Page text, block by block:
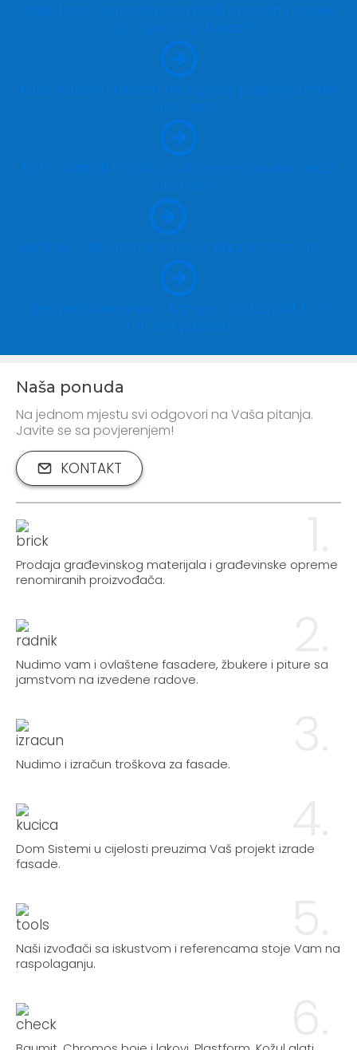
Kako brzo i jednostavno riješiti problem pojave
algi i gljivica na fasadi?
Kako obnoviti fasadu na kojoj se pojavljuju male
pukotine?
Kako sanirati fasadu na kojoj se pojavljuju veće
pukotine?
Završno - dekorativna žbuka Baumit StarTop
Lijepljenje keramike i kamena sa Baumit FLEX
UNI Gel ljepilom
Naša ponuda
Na jednom mjestu svi odgovori na Vaša pitanja.
Javite se sa povjerenjem!
KONTAKT
Prodaja građevinskog materijala i građevinske opreme
renomiranih proizvođača.
Nudimo vam i ovlaštene fasadere, žbukere i piture sa
jamstvom na izvedene radove.
Nudimo i izračun troškova za fasade.
Dom Sistemi u cijelosti preuzima Vaš projekt izrade
fasade.
Naši izvođači sa iskustvom i referencama stoje Vam na
raspolaganju.